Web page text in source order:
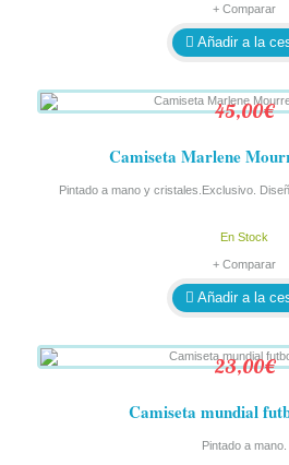
+ Comparar
Añadir a la
45,00€
Camiseta Marlene
Pintado a mano y cristales.Exclusivo.
En Stock
+ Comparar
Añadir a la
23,00€
Camiseta mundial
Pintado a mano.